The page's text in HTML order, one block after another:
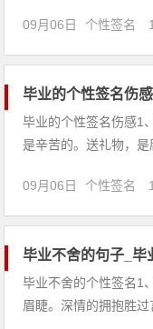
月，像支伤愁的歌，在
流远不复来。即将要
09月06日 个性签名
毕业的个性签名伤
毕业的个性签名伤感1
是辛苦的。送礼物，
们是亲密的同学；明天
更加深厚。3、有人居
09月06日 个性签名
毕业不舍的句子_毕
毕业不舍的个性签名1
眉睫。深情的拥抱胜过